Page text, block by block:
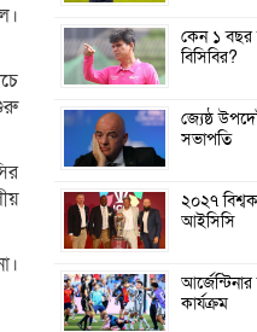
কেন ১ বছর
বিসিবির?
জ্যেষ্ঠ
সভাপতি
২০২৭
আইসিসি
কার্যক্রম